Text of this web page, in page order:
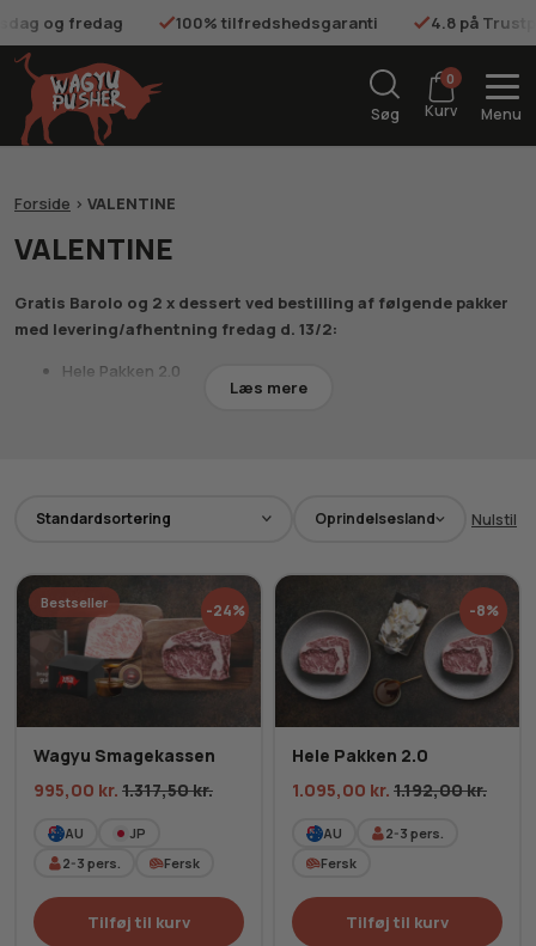
og fredag 100% tilfredshedsgaranti 4.8 på
Søg
0
Kurv Menu
Forside > VALENTINE
VALENTINE
Gratis Barolo og 2 x dessert ved bestilling af følgende pakker
med levering/afhentning fredag d. 13/2:
Hele Pakken 2.0
Bestil senest torsdag d. 12/2 kl. 12:00 for levering til Valentine.
100% tilfredshedsgaranti
Læs mere
Oprindelsesland Nulstil
Bestseller -24%
Wagyu Smagekassen
995,00 kr. 1.317,50kr.
AU
JP
2-3 pers. Fersk
Tilføj til kurv
-8%
Hele Pakken 2.0
1.095,00 kr. 1.192,00kr.
AU 2-3 pers.
Fersk
Tilføj til kurv